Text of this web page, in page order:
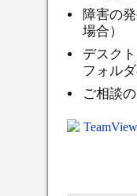
障害の
場合）
デスク
フォル
ご相談